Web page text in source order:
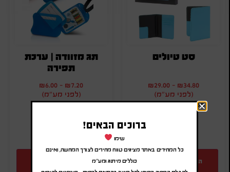
סט טיולים
₪34.80
-
₪29.00
(לפני מע"מ)
מק"ט: SA-17.825.923
הוספה להצעת מחיר
תג מזוודה | ערכת
תפירה
₪7.20
-
₪6.00
(לפני מע"מ)
מק"ט: SA-9456
ברוכים הבאים!
שימו
כל המחירים באתר מציגים טווח מחירים לצורך המחשה, ואינם
כוללים מיתוג ומע"מ